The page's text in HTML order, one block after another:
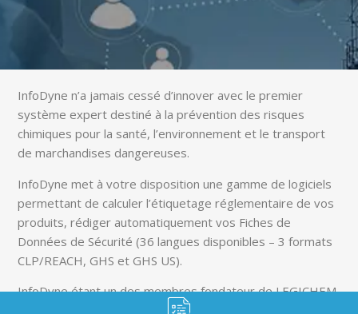
InfoDyne n’a jamais cessé d’innover avec le premier
système expert destiné à la prévention des risques
chimiques pour la santé, l’environnement et le transport
de marchandises dangereuses.
InfoDyne met à votre disposition une gamme de logiciels
permettant de calculer l’étiquetage réglementaire de vos
produits, rédiger automatiquement vos Fiches de
Données de Sécurité (36 langues disponibles – 3 formats
CLP/REACH, GHS et GHS US).
InfoDyne étant un des membres fondateur de LEGICHEM,
un partenariat c’est naturellement créé. Nous proposons,